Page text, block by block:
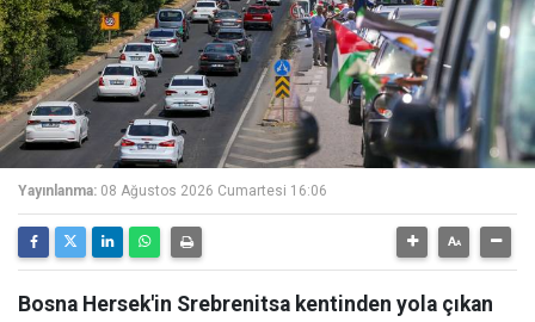
Yayınlanma: 08 Ağustos 2026 Cumartesi 16:06
Bosna Hersek'in Srebrenitsa kentinden yola çıkan